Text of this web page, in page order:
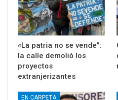
«La patria no se vende”:
la calle demolió los
proyectos
extranjerizantes
EN CARPETA